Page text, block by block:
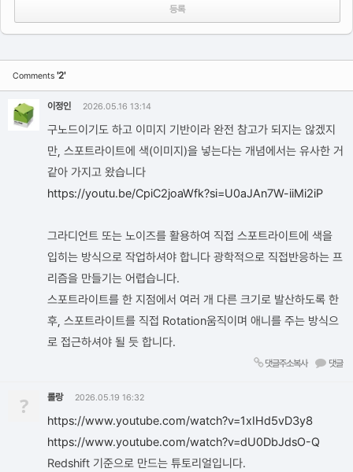
Comments '2'
이정인 2026.05.16 13:14
구노드이기도 하고 이미지 기반이라 완전 참고가 되지는 않겠지
만, 스포트라이트에 색(이미지)을 넣는다는 개념에서는 유사한 거
같아 가지고 왔습니다
https://youtu.be/CpiC2joaWfk?si=U0aJAn7W-iiMi2iP
그라디언트 또는 노이즈를 활용하여 직접 스포트라이트에 색을
입히는 방식으로 작업하셔야 합니다 광학적으로 직접반응하는 프
리즘을 만들기는 어렵습니다.
스포트라이트를 한 지점에서 여러 개 다른 크기로 발산하도록 한
후, 스포트라이트를 직접 Rotation움직이며 애니를 주는 방식으
로 접근하셔야 될 듯 합니다.
댓글주소복사 댓글
? 롤랑 2026.05.19 16:32
https://www.youtube.com/watch?v=1xIHd5vD3y8
https://www.youtube.com/watch?v=dU0DbJdsO-Q
Redshift 기준으로 만드는 튜토리얼입니다.